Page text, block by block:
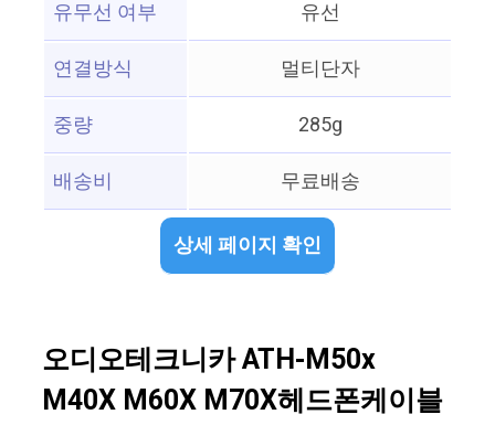
유무선 여부
유선
연결방식
멀티단자
중량
285g
배송비
무료배송
상세 페이지 확인
오디오테크니카 ATH-M50x
M40X M60X M70X헤드폰케이블